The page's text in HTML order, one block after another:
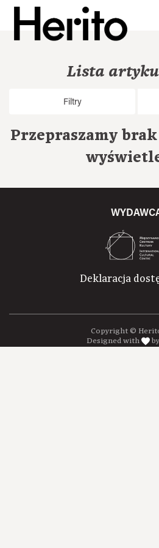
MAMY NA OKU
JĘZYK: PL
Lista
Filtry
Przepraszamy
Deklaracja
Copyright ©
Designed with